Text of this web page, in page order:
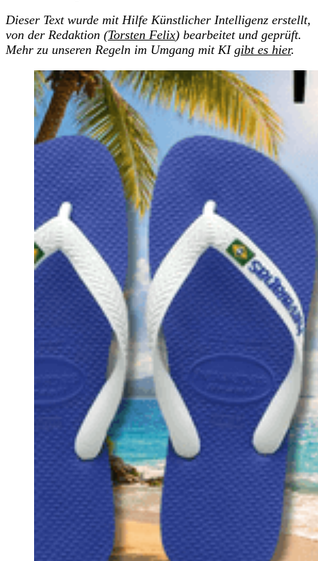
Dieser Text wurde mit Hilfe Künstlicher Intelligenz erstellt,
von der Redaktion (Torsten Felix) bearbeitet und geprüft.
Mehr zu unseren Regeln im Umgang mit KI gibt es hier.